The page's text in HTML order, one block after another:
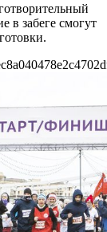
в забеге смогут